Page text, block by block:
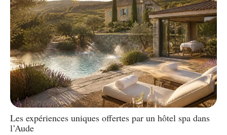
Les expériences uniques offertes par un hôtel spa dans
l’Aude